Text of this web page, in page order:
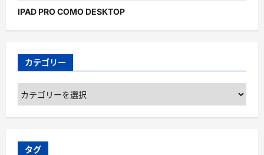
IPAD PRO COMO DESKTOP
カテゴリー
カ
テ
ゴ
ー
タグ